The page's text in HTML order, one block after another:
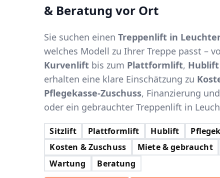
& Beratung vor Ort
Sie suchen einen Treppenlift in
welches Modell zu Ihrer Treppe passt –
Kurvenlift bis zum Plattformlift, Hublift
erhalten eine klare Einschätzung zu
Pflegekasse-Zuschuss, Finanzierung
oder ein gebrauchter Treppenlift in
Sitzlift Plattformlift Hublift
Kosten & Zuschuss
Miete & gebraucht
Wartung
Beratung